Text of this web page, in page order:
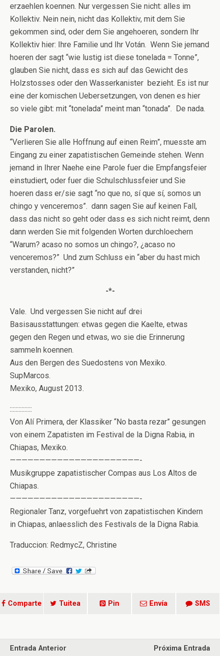
erzaehlen koennen. Nur vergessen Sie nicht: alles im
Kollektiv. Nein nein, nicht das Kollektiv, mit dem Sie
gekommen sind, oder dem Sie angehoeren, sondern Ihr
Kollektiv hier: Ihre Familie und Ihr Votán. Wenn Sie jemand
hoeren der sagt “wie lustig ist diese tonelada = Tonne”,
glauben Sie nicht, dass es sich auf das Gewicht des
Holzstosses oder den Wasserkanister bezieht. Es ist nur
eine der komischen Uebersetzungen, von denen es hier
so viele gibt: mit “tonelada” meint man “tonada”. De nada.
Die Parolen.
“Verlieren Sie alle Hoffnung auf einen Reim”, muesste am
Eingang zu einer zapatistischen Gemeinde stehen. Wenn
jemand in Ihrer Naehe eine Parole fuer die Empfangsfeier
einstudiert, oder fuer die Schulschlussfeier und Sie
hoeren dass er/sie sagt “no que no, sí que sí, somos un
chingo y venceremos”. dann sagen Sie auf keinen Fall,
dass das nicht so geht oder dass es sich nicht reimt, denn
dann werden Sie mit folgenden Worten durchloechern
“Warum? acaso no somos un chingo?, ¿acaso no
venceremos?” Und zum Schluss ein “aber du hast mich
verstanden, nicht?”
-*-
Vale. Und vergessen Sie nicht auf drei
Basisausstattungen: etwas gegen die Kaelte, etwas
gegen den Regen und etwas, wo sie die Erinnerung
sammeln koennen.
Aus den Bergen des Suedostens von Mexiko.
SupMarcos.
Mexiko, August 2013.
:::::::::::::::
Von Alí Primera, der Klassiker “No basta rezar” gesungen
von einem Zapatisten im Festival de la Digna Rabia, in
Chiapas, Mexiko.
——————————————————————-
Musikgruppe zapatistischer Compas aus Los Altos de
Chiapas.
——————————————————————-
Regionaler Tanz, vorgefuehrt von zapatistischen Kindern
in Chiapas, anlaesslich des Festivals de la Digna Rabia.
Traduccion: RedmycZ, Christine
Comparte Tuitea Pin Envía SMS
Entrada Anterior
Próxima Entrada